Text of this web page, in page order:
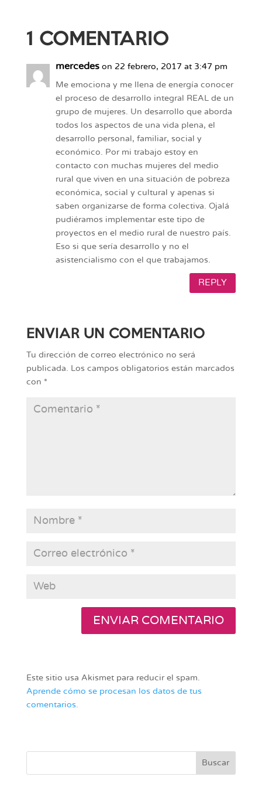
1 COMENTARIO
mercedes on 22 febrero, 2017 at 3:47 pm
Me emociona y me llena de energía conocer
el proceso de desarrollo integral REAL de un
grupo de mujeres. Un desarrollo que aborda
todos los aspectos de una vida plena, el
desarrollo personal, familiar, social y
económico. Por mi trabajo estoy en
contacto con muchas mujeres del medio
rural que viven en una situación de pobreza
económica, social y cultural y apenas si
saben organizarse de forma colectiva. Ojalá
pudiéramos implementar este tipo de
proyectos en el medio rural de nuestro país.
Eso si que sería desarrollo y no el
asistencialismo con el que trabajamos.
REPLY
ENVIAR UN COMENTARIO
Tu dirección de correo electrónico no será
publicada.
Los campos obligatorios están marcados
con *
Este sitio usa Akismet para reducir el spam.
Aprende cómo se procesan los datos de tus
comentarios.